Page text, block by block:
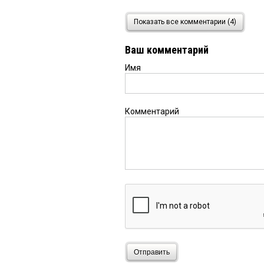
20 сентября
Ну и почему никто не
Показать все комментарии (4)
Ваш комментарий
Имя
Комментарий
Отправить